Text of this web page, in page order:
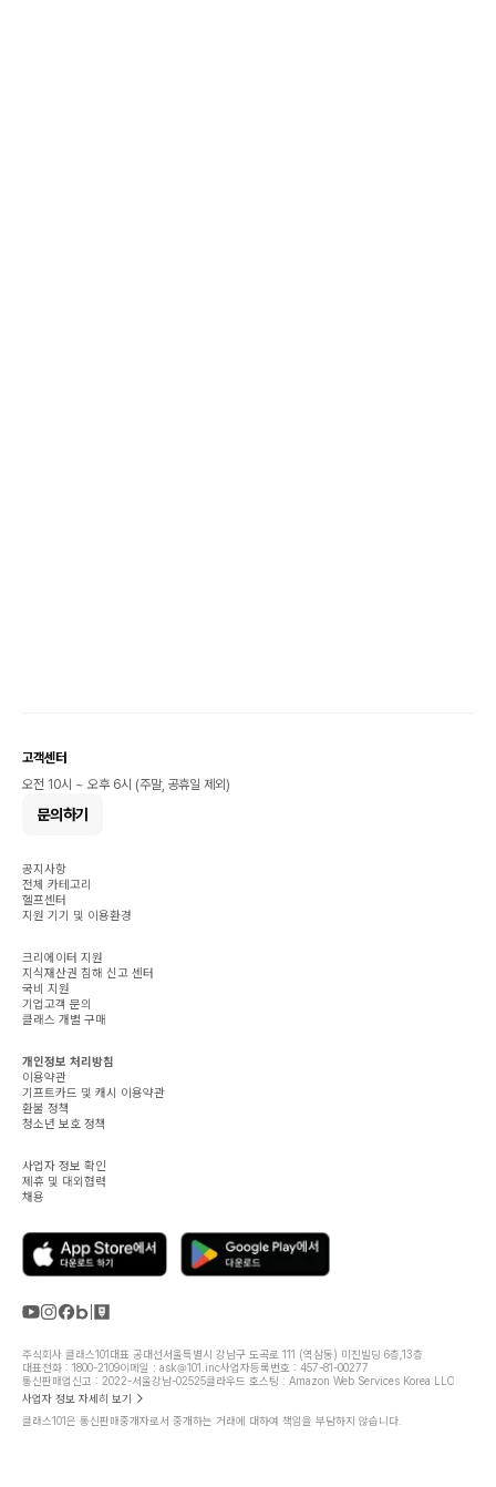
고객센터
오전 10시 ~ 오후 6시 (주말, 공휴일 제외)
문의하기
공지사항
전체 카테고리
헬프센터
지원 기기 및 이용환경
크리에이터 지원
지식재산권 침해 신고 센터
국비 지원
기업고객 문의
클래스 개별 구매
개인정보 처리방침
이용약관
기프트카드 및 캐시 이용약관
환불 정책
청소년 보호 정책
사업자 정보 확인
제휴 및 대외협력
채용
주식회사 클래스101대표 공대선서울특별시 강남구 도곡로 111 (역삼동) 미진빌딩 6층,13층
대표전화 : 1800-2109이메일 : ask@101.inc사업자등록번호 : 457-81-00277
통신판매업신고 : 2022-서울강남-02525클라우드 호스팅 : Amazon Web Services Korea LLC
사업자 정보 자세히 보기
클래스101은 통신판매중개자로서 중개하는 거래에 대하여 책임을 부담하지 않습니다.